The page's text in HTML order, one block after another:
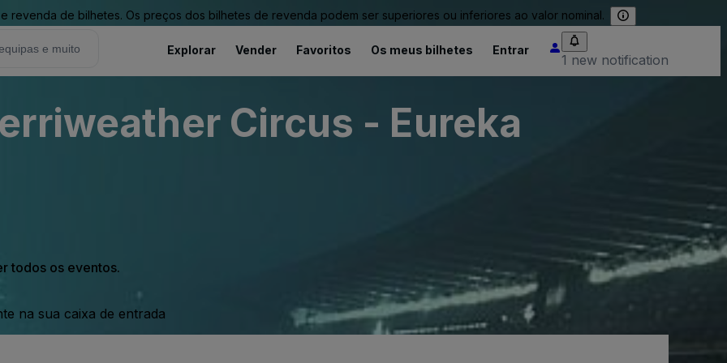
revenda de bilhetes. Os preços dos bilhetes de revenda podem ser superiores ou inferiores ao valor nominal.
Explorar Vender Favoritos Os meus bilhetes Entrar
1 new notification
Circus - Eureka
todos os eventos.
na sua caixa de entrada